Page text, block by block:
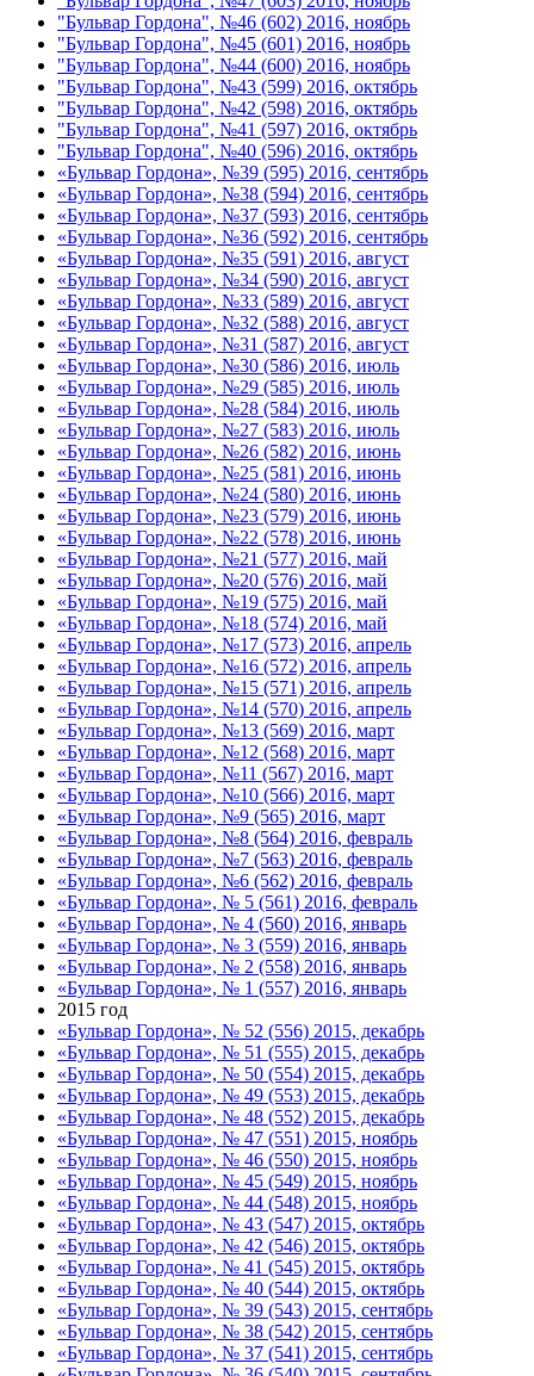
"Бульвар Гордона", №46 (602) 2016, ноябрь
"Бульвар Гордона", №45 (601) 2016, ноябрь
"Бульвар Гордона", №44 (600) 2016, ноябрь
"Бульвар Гордона", №43 (599) 2016, октябрь
"Бульвар Гордона", №42 (598) 2016, октябрь
"Бульвар Гордона", №41 (597) 2016, октябрь
"Бульвар Гордона", №40 (596) 2016, октябрь
«Бульвар Гордона», №39 (595) 2016, сентябрь
«Бульвар Гордона», №38 (594) 2016, сентябрь
«Бульвар Гордона», №37 (593) 2016, сентябрь
«Бульвар Гордона», №36 (592) 2016, сентябрь
«Бульвар Гордона», №35 (591) 2016, август
«Бульвар Гордона», №34 (590) 2016, август
«Бульвар Гордона», №33 (589) 2016, август
«Бульвар Гордона», №32 (588) 2016, август
«Бульвар Гордона», №31 (587) 2016, август
«Бульвар Гордона», №30 (586) 2016, июль
«Бульвар Гордона», №29 (585) 2016, июль
«Бульвар Гордона», №28 (584) 2016, июль
«Бульвар Гордона», №27 (583) 2016, июль
«Бульвар Гордона», №26 (582) 2016, июнь
«Бульвар Гордона», №25 (581) 2016, июнь
«Бульвар Гордона», №24 (580) 2016, июнь
«Бульвар Гордона», №23 (579) 2016, июнь
«Бульвар Гордона», №22 (578) 2016, июнь
«Бульвар Гордона», №21 (577) 2016, май
«Бульвар Гордона», №20 (576) 2016, май
«Бульвар Гордона», №19 (575) 2016, май
«Бульвар Гордона», №18 (574) 2016, май
«Бульвар Гордона», №17 (573) 2016, апрель
«Бульвар Гордона», №16 (572) 2016, апрель
«Бульвар Гордона», №15 (571) 2016, апрель
«Бульвар Гордона», №14 (570) 2016, апрель
«Бульвар Гордона», №13 (569) 2016, март
«Бульвар Гордона», №12 (568) 2016, март
«Бульвар Гордона», №11 (567) 2016, март
«Бульвар Гордона», №10 (566) 2016, март
«Бульвар Гордона», №9 (565) 2016, март
«Бульвар Гордона», №8 (564) 2016, февраль
«Бульвар Гордона», №7 (563) 2016, февраль
«Бульвар Гордона», №6 (562) 2016, февраль
«Бульвар Гордона», № 5 (561) 2016, февраль
«Бульвар Гордона», № 4 (560) 2016, январь
«Бульвар Гордона», № 3 (559) 2016, январь
«Бульвар Гордона», № 2 (558) 2016, январь
«Бульвар Гордона», № 1 (557) 2016, январь
2015 год
«Бульвар Гордона», № 52 (556) 2015, декабрь
«Бульвар Гордона», № 51 (555) 2015, декабрь
«Бульвар Гордона», № 50 (554) 2015, декабрь
«Бульвар Гордона», № 49 (553) 2015, декабрь
«Бульвар Гордона», № 48 (552) 2015, декабрь
«Бульвар Гордона», № 47 (551) 2015, ноябрь
«Бульвар Гордона», № 46 (550) 2015, ноябрь
«Бульвар Гордона», № 45 (549) 2015, ноябрь
«Бульвар Гордона», № 44 (548) 2015, ноябрь
«Бульвар Гордона», № 43 (547) 2015, октябрь
«Бульвар Гордона», № 42 (546) 2015, октябрь
«Бульвар Гордона», № 41 (545) 2015, октябрь
«Бульвар Гордона», № 40 (544) 2015, октябрь
«Бульвар Гордона», № 39 (543) 2015, сентябрь
«Бульвар Гордона», № 38 (542) 2015, сентябрь
«Бульвар Гордона», № 37 (541) 2015, сентябрь